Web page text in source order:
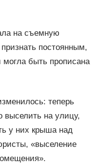
на съемную
постоянным,
быть прописана
теперь
выселить на улицу,
у них крыша над
«выселение